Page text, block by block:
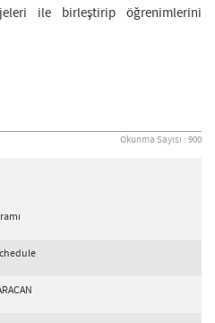
ile birleştirip öğrenimlerini
Okunma Sayısı : 900